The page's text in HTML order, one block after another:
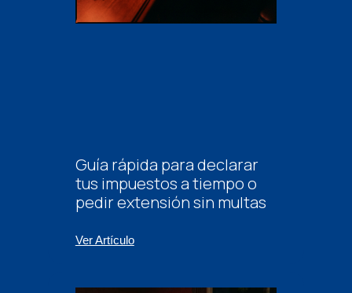
Guía rápida para declarar
tus impuestos a tiempo o
pedir extensión sin multas
Ver Artículo